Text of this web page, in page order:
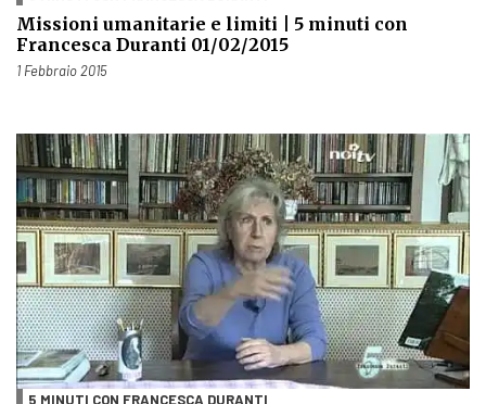
Missioni umanitarie e limiti | 5 minuti con
Francesca Duranti 01/02/2015
Pubblicato il
1 Febbraio 2015
5 MINUTI CON FRANCESCA DURANTI